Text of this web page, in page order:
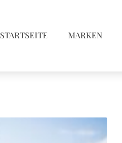
STARTSEITE MARKEN